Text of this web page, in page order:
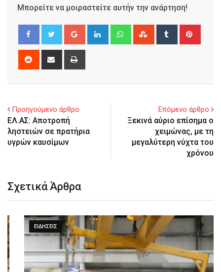
Μπορείτε να μοιραστείτε αυτήν την ανάρτηση!
Google+ LinkedIn WhatsappStumbleUpon
Tumblr
Reddit
Share
Προηγούμενο άρθρο
ΕΛ.ΑΣ: Αποτροπή
ληστειών σε πρατήρια
υγρών καυσίμων
Επόμενο άρθρο
Ξεκινά αύριο επίσημα ο
χειμώνας, με τη
μεγαλύτερη νύχτα του
χρόνου
Σχετικά Άρθρα
ΕΙΔΉΣΕΙΣ